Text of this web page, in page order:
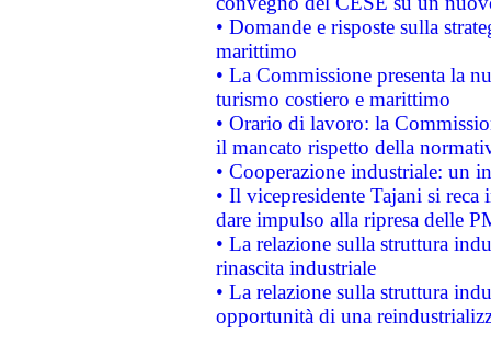
• Domande e risposte sulla
marittimo
• La Commissione presenta la
turismo costiero e marittimo
• Orario di lavoro: la
il mancato rispetto della
• Cooperazione industriale: un
• Il vicepresidente Tajani si
dare impulso alla ripresa delle
• La relazione sulla struttura
rinascita industriale
• La relazione sulla struttura
opportunità di una